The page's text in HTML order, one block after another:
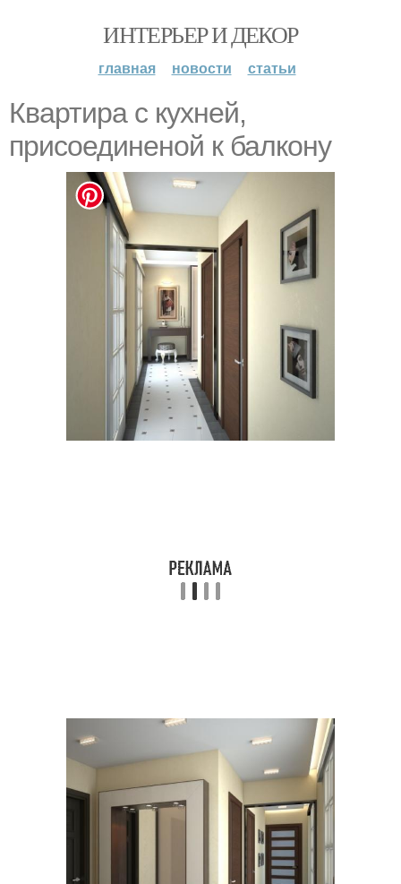
ИНТЕРЬЕР И ДЕКОР
главная новости статьи
Квартира с кухней,
присоединеной к балкону